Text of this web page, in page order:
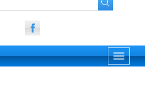
Toggle